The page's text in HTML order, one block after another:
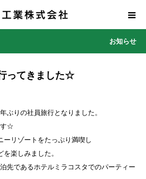
お知らせ
ってきました☆
ぶりの社員旅行となりました。
す☆
ーリゾートをたっぷり満喫し
楽しみました。
先であるホテルミラコスタでのパーティー